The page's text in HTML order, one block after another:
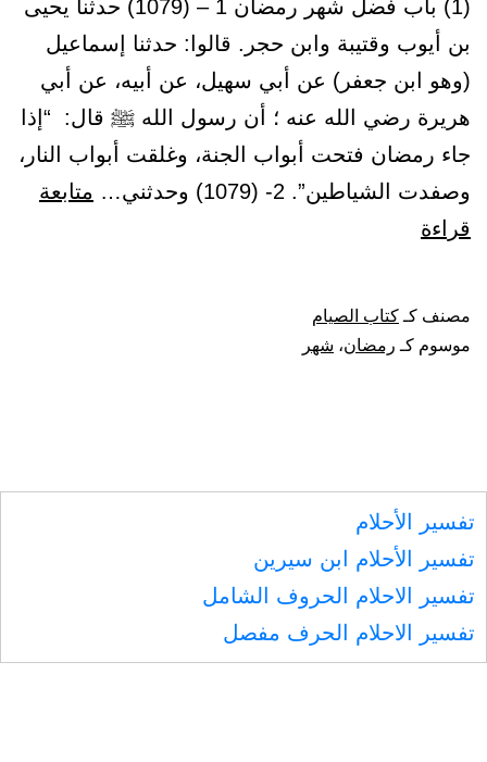
(1) باب فضل شهر رمضان 1 – (1079) حدثنا يحيى
بن أيوب وقتيبة وابن حجر. قالوا: حدثنا إسماعيل
(وهو ابن جعفر) عن أبي سهيل، عن أبيه، عن أبي
هريرة رضي الله عنه ؛ أن رسول الله ﷺ قال: “إذا
جاء رمضان فتحت أبواب الجنة، وغلقت أبواب النار،
وصفدت الشياطين”. 2- (1079) وحدثني…
متابعة
قراءة
شهر
رمضان
مصنف كـكتاب الصيام
موسوم كـ رمضان، شهر
تفسير الأحلام
تفسير الأحلام ابن سيرين
تفسير الاحلام الحروف الشامل
تفسير الاحلام الحرف مفصل